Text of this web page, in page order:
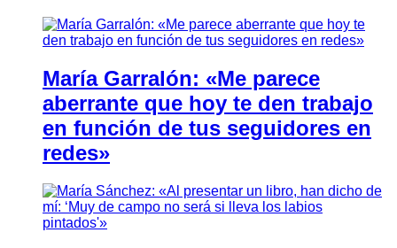
María Garralón: «Me parece
aberrante que hoy te den trabajo
en función de tus seguidores en
redes»